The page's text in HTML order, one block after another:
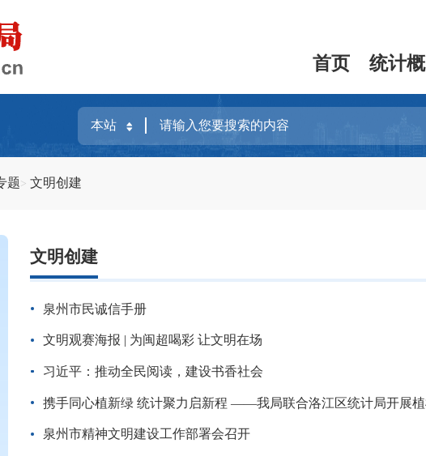
首页 统计
题 文明创建
文明创建
泉州市民诚信手册
文明观赛海报 | 为闽超喝彩 让文明在场
习近平：推动全民阅读，建设书香社会
携手同心植新绿 统计聚力启新程 ——我局联合洛江区统计局开展
泉州市精神文明建设工作部署会召开